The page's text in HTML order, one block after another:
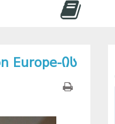
Europe-ის